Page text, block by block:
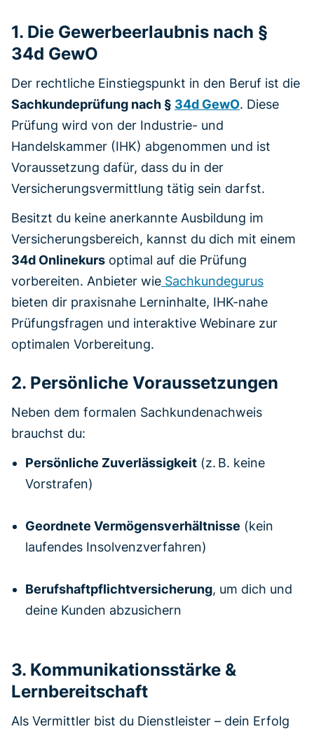
1. Die Gewerbeerlaubnis nach §
34d GewO
Der rechtliche Einstiegspunkt in den Beruf ist die
Sachkundeprüfung nach § 34d GewO. Diese
Prüfung wird von der Industrie- und
Handelskammer (IHK) abgenommen und ist
Voraussetzung dafür, dass du in der
Versicherungsvermittlung tätig sein darfst.
Besitzt du keine anerkannte Ausbildung im
Versicherungsbereich, kannst du dich mit einem
34d Onlinekurs optimal auf die Prüfung
vorbereiten. Anbieter wie Sachkundegurus
bieten dir praxisnahe Lerninhalte, IHK-nahe
Prüfungsfragen und interaktive Webinare zur
optimalen Vorbereitung.
2. Persönliche Voraussetzungen
Neben dem formalen Sachkundenachweis
brauchst du:
Persönliche Zuverlässigkeit (z. B. keine
Vorstrafen)
Geordnete Vermögensverhältnisse (kein
laufendes Insolvenzverfahren)
Berufshaftpflichtversicherung, um dich und
deine Kunden abzusichern
3. Kommunikationsstärke &
Lernbereitschaft
Als Vermittler bist du Dienstleister – dein Erfolg